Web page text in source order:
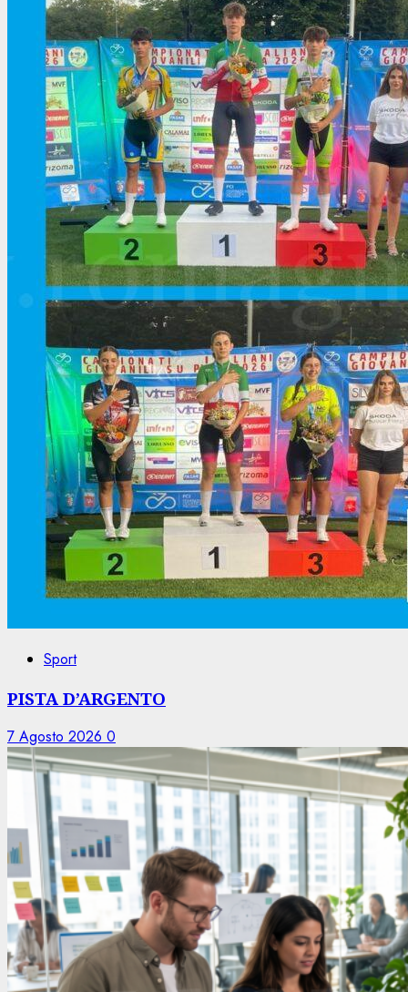
Sport
PISTA D’ARGENTO
7 Agosto 2026 0